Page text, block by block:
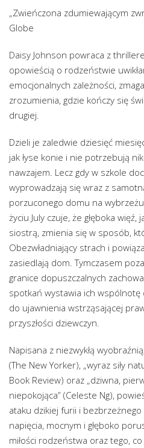
„Zwieńczona zdumiewającym
Globe
Daisy Johnson powraca z
opowieścią o rodzeństwie
emocjonalnych zależności,
zrozumienia, gdzie kończy się
drugiej.
Dzieli je zaledwie dziesięć
jak łyse konie i nie potrzebują
nawzajem. Lecz gdy w szkole
wyprowadzają się wraz z
porzuconego domu na
życiu July czuje, że głęboka więź,
siostrą, zmienia się w sposób,
Obezwładniający strach i
zasiedlają dom. Tymczasem
granice dopuszczalnych
spotkań wystawia ich
do ujawnienia wstrząsającej
przyszłości dziewczyn.
Napisana z niezwykłą
(The New Yorker), „wyraz siły
Book Review) oraz „dziwna,
niepokojąca” (Celeste Ng),
ataku dzikiej furii i
napięcia, mocnym i głęboko
miłości rodzeństwa oraz tego,